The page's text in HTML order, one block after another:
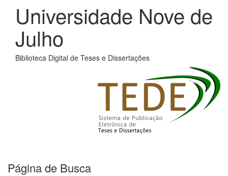
Universidade Nove de
Julho
Biblioteca Digital de Teses e Dissertações
Página de Busca